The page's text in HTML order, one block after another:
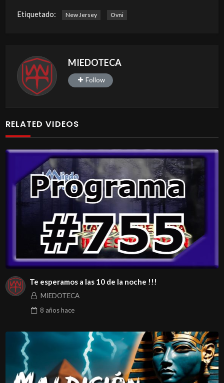
Etiquetado: New Jersey Ovni
MIEDOTECA
Follow
RELATED VIDEOS
Te esperamos a las 10 de la noche !!!
MIEDOTECA
8 añoshace